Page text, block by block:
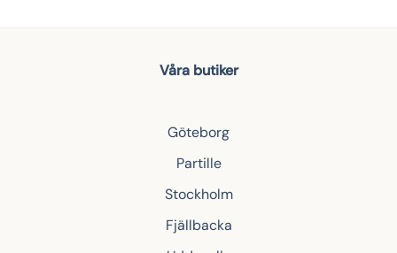
Våra butiker
Göteborg
Partille
Stockholm
Fjällbacka